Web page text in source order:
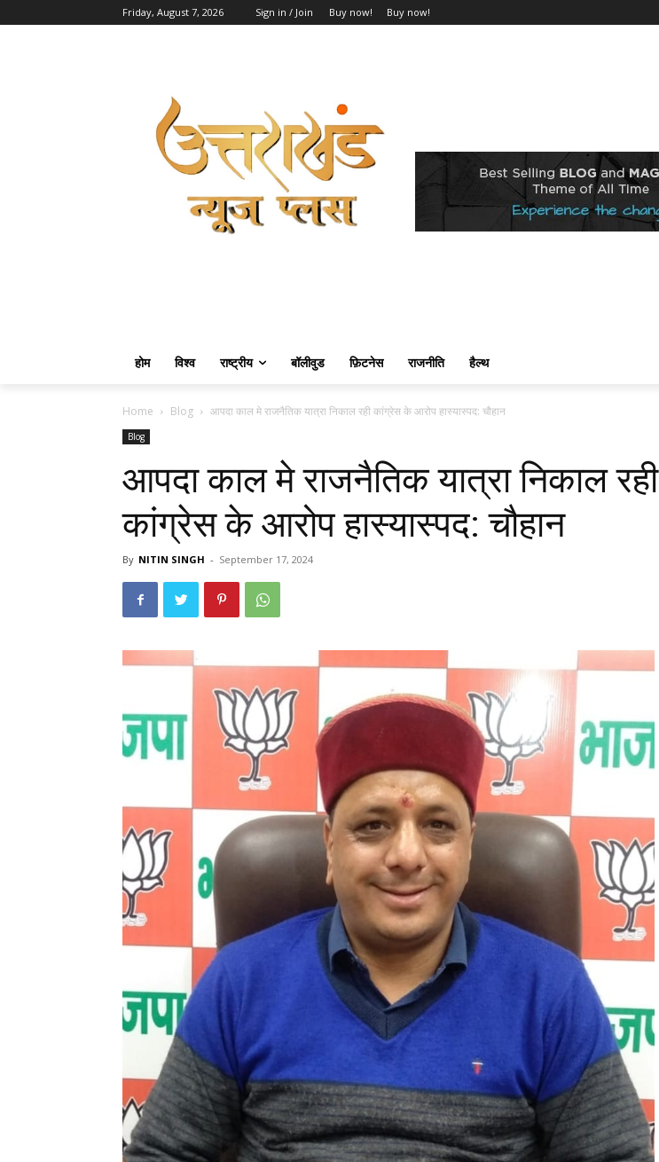
Friday, August 7, 2026 Sign in / Join Buy now! Buy now!
होम विश्व राष्ट्रीय बॉलीवुड फ़िटनेस राजनीति हैल्थ
Home Blog आपदा काल मे राजनैतिक यात्रा निकाल रही कांग्रेस के आरोप हास्यास्पद: चौहान
Blog
आपदा काल मे राजनैतिक यात्रा निकाल रही
कांग्रेस के आरोप हास्यास्पद: चौहान
By NITIN SINGH - September 17, 2024